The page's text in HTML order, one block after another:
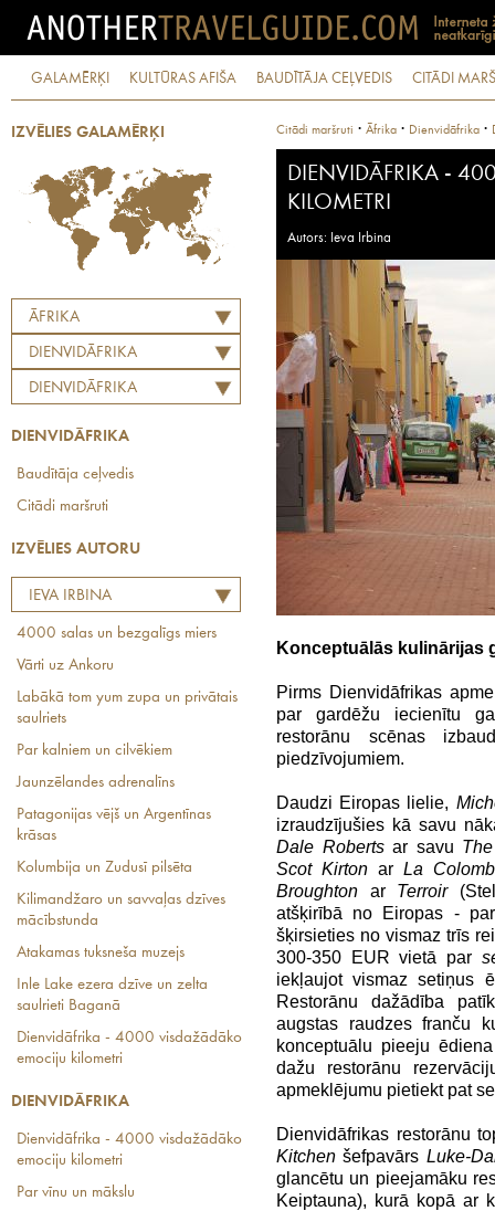
GALAMĒRĶI KULTŪRAS AFIŠA BAUDĪTĀJA CEĻVEDIS CITĀDI
IZVĒLIES GALAMĒRĶI
ĀFRIKA
DIENVIDĀFRIKA
DIENVIDĀFRIKA
DIENVIDĀFRIKA
Baudītāja ceļvedis
Citādi maršruti
IZVĒLIES AUTORU
IEVA IRBINA
4000 salas un bezgalīgs miers
Vārti uz Ankoru
Labākā tom yum zupa un privātais
saulriets
Par kalniem un cilvēkiem
Jaunzēlandes adrenalīns
Patagonijas vējš un Argentīnas
krāsas
Kolumbija un Zudusī pilsēta
Kilimandžaro un savvaļas dzīves
mācībstunda
Atakamas tuksneša muzejs
Inle Lake ezera dzīve un zelta
saulrieti Baganā
Dienvidāfrika - 4000 visdažādāko
emociju kilometri
DIENVIDĀFRIKA
Dienvidāfrika - 4000 visdažādāko
emociju kilometri
Par vīnu un mākslu
Citādi maršruti · Āfrika · Dienvidāfrika ·
DIENVIDĀFRIKA -
KILOMETRI
Autors: Ieva Irbina
Konceptuālās kulinārijas
Pirms Dienvidāfrikas
par gardēžu iecienītu
restorānu scēnas
piedzīvojumiem.
Daudzi Eiropas lielie,
izraudzījušies kā savu
Dale Robertsar savu
Scot Kirtonar La
Broughton ar Terroir
atšķirībā no Eiropas -
šķirsieties no vismaz trīs
300-350 EUR vietā par
iekļaujot vismaz setiņus
Restorānu dažādība
augstas raudzes franču
konceptuālu pieeju
dažu restorānu
apmeklējumu pietiekt pat
Dienvidāfrikas restorānu
Kitchen šefpavārs Luke-
glancētu un pieejamāku
Keiptauna), kurā kopā ar